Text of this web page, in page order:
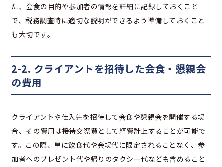
た、会食の目的や参加者の情報を詳細に記録しておくこと
で、税務調査時に適切な説明ができるよう準備しておくこと
も大切です。
2-2. クライアントを招待した会食・懇親会
の費用
クライアントや仕入先を招待して会食や懇親会を開催する場
合、その費用は接待交際費として経費計上することが可能で
す。この際、単に飲食代や会場代に限定されることなく、参
加者へのプレゼント代や帰りのタクシー代なども含めること